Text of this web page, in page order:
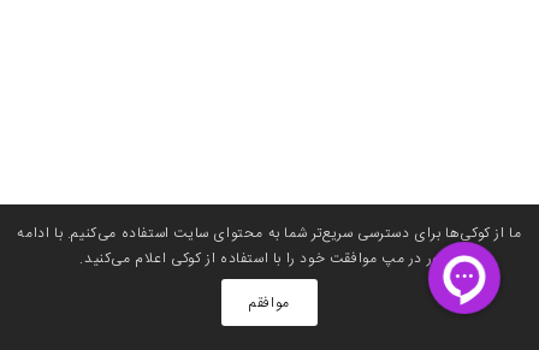
ما از کوکی‌ها برای دسترسی سریع‌تر شما به محتوای سایت استفاده می‌کنیم. با ادامه
حضور در مپ موافقت خود را با استفاده از کوکی اعلام می‌کنید. ‌
موافقم